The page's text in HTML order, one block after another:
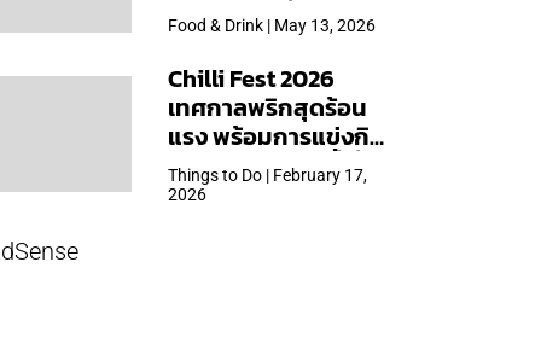
ใหญ่สุดเท่าที่เคยจัดมา
Food & Drink | May 13, 2026
Chilli Fest 2026
เทศกาลพริกสุดร้อน
แรง พร้อมการแข่งกิน
พริก จัด 28 มี.ค.นี้ ที่โรง
แรมคิมป์ตัน มาลัยฯ
Things to Do | February 17,
2026